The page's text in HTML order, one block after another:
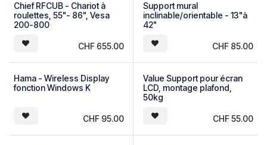
Chief RFCUB - Chariot à
roulettes, 55"- 86", Vesa
200-800
CHF 655.00
Support mural
inclinable/orientable - 13"à
42"
CHF 85.00
Nouveauté !
Hama - Wireless Display
fonction Windows K
CHF 95.00
Value Support pour écran
LCD, montage plafond,
50kg
CHF55.00